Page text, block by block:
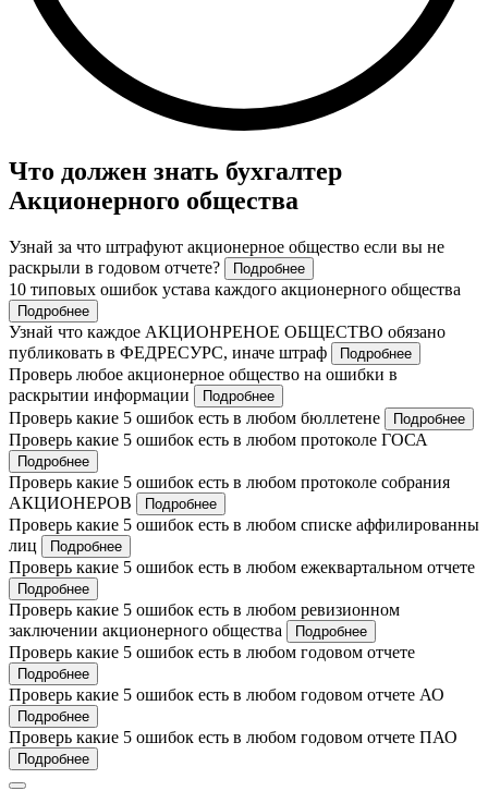
Что должен знать бухгалтер
Акционерного общества
Узнай за что штрафуют акционерное общество если вы не
раскрыли в годовом отчете?
Подробнее
10 типовых ошибок устава каждого акционерного общества
Подробнее
Узнай что каждое АКЦИОНРЕНОЕ ОБЩЕСТВО обязано
публиковать в ФЕДРЕСУРС, иначе штраф
Подробнее
Проверь любое акционерное общество на ошибки в
раскрытии информации
Подробнее
Проверь какие 5 ошибок есть в любом бюллетене Подробнее
Проверь какие 5 ошибок есть в любом протоколе ГОСА
Подробнее
Проверь какие 5 ошибок есть в любом протоколе собрания
АКЦИОНЕРОВ
Подробнее
Проверь какие 5 ошибок есть в любом списке аффилированны
лиц
Подробнее
Проверь какие 5 ошибок есть в любом ежеквартальном отчете
Подробнее
Проверь какие 5 ошибок есть в любом ревизионном
заключении акционерного общества
Подробнее
Проверь какие 5 ошибок есть в любом годовом отчете
Подробнее
Проверь какие 5 ошибок есть в любом годовом отчете АО
Подробнее
Проверь какие 5 ошибок есть в любом годовом отчете ПАО
Подробнее